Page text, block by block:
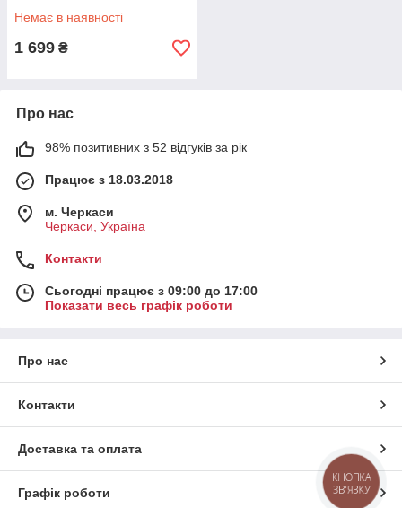
Немає в наявності
1 699 ₴
Про нас
98% позитивних з 52 відгуків за рік
Працює з 18.03.2018
м. Черкаси
Черкаси, Україна
Контакти
Сьогодні працює з 09:00 до 17:00
Показати весь графік роботи
Про нас
Контакти
Доставка та оплата
Графік роботи
КНОПКА
ЗВ'ЯЗКУ